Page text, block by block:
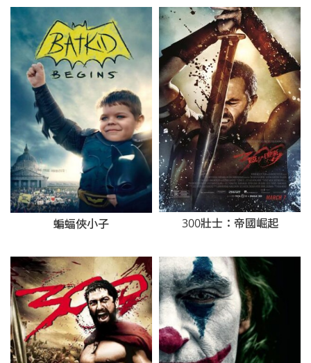
蝙蝠俠小子 300壯士：帝國崛起